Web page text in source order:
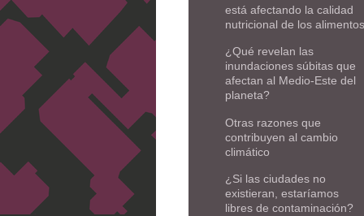
está afectando la calidad
nutricional de los alimentos
¿Qué revelan las
inundaciones súbitas que
afectan al Medio-Este del
planeta?
Otras razones que
contribuyen al cambio
climático
¿Si las ciudades no
existieran, estaríamos
libres de contaminación?